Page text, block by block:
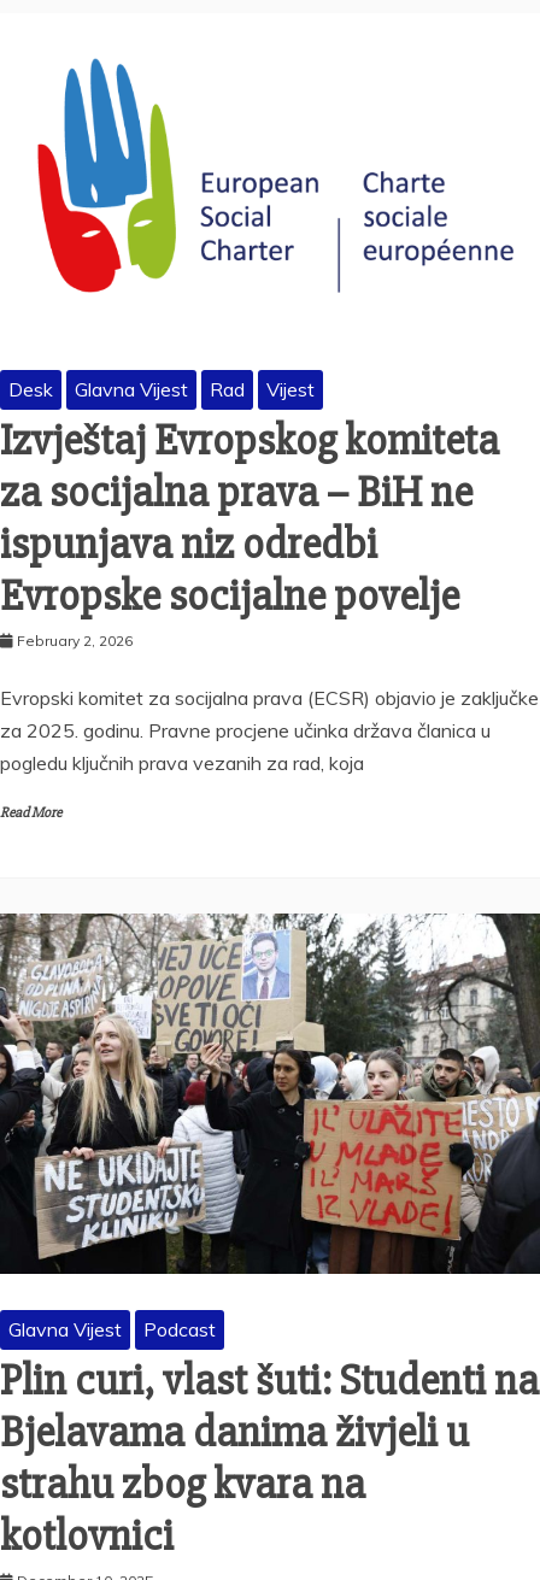
Desk Glavna Vijest Rad Vijest
Izvještaj Evropskog komiteta
za socijalna prava – BiH ne
ispunjava niz odredbi
Evropske socijalne povelje
February 2, 2026
Evropski komitet za socijalna prava (ECSR) objavio je zaključke
za 2025. godinu. Pravne procjene učinka država članica u
pogledu ključnih prava vezanih za rad, koja
Read More
Glavna Vijest Podcast
Plin curi, vlast šuti: Studenti na
Bjelavama danima živjeli u
strahu zbog kvara na
kotlovnici